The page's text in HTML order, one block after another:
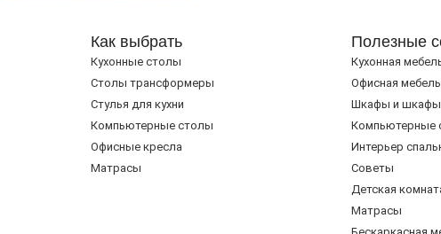
Как выбрать
Кухонные столы
Cтолы трансформеры
Стулья для кухни
Компьютерные столы
Офисные кресла
Матрасы
Полезные
Кухонная
Офисная мебель
Шкафы и
Компьютерные
Интерьер
Советы
Детская
Матрасы